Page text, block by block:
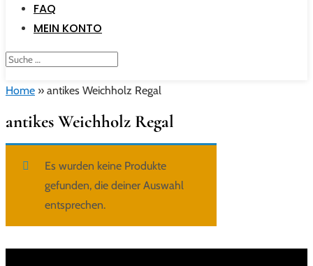
FAQ
MEIN KONTO
Home » antikes Weichholz Regal
antikes Weichholz Regal
Es wurden keine Produkte
gefunden, die deiner Auswahl
entsprechen.